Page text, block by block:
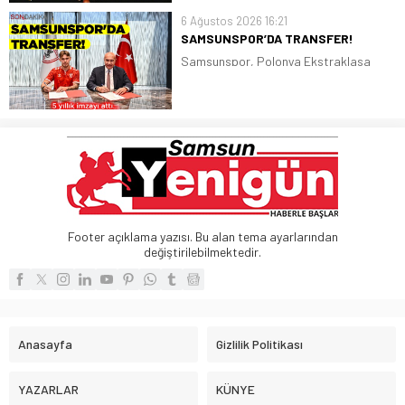
lira oldu
6 Ağustos 2026 16:21
SAMSUNSPOR’DA TRANSFER!
Samsunspor, Polonya Ekstraklasa
Footer açıklama yazısı. Bu alan tema ayarlarından
değiştirilebilmektedir.
Anasayfa Gizlilik Politikası
YAZARLAR KÜNYE